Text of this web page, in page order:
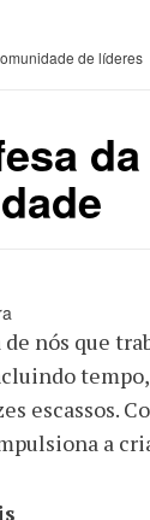
de líderes
da
nós que
escassos.
a